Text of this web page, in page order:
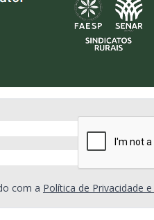
com a Política de Privacidade